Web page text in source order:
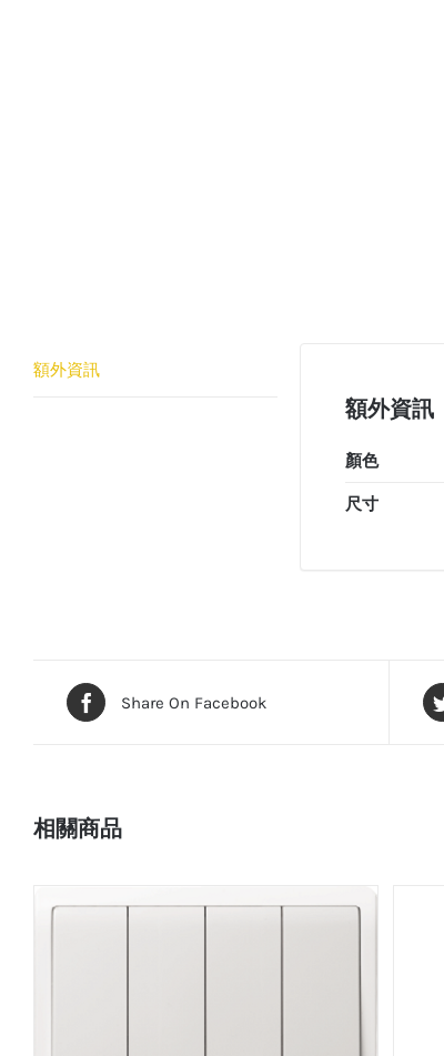
額外資訊
額外資訊
顏色
尺寸
Share On Facebook
相關商品